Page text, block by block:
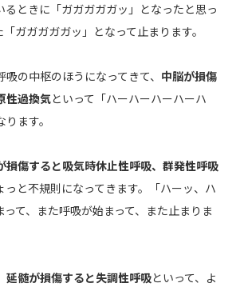
るときに「ガガガガガッ」となったと思っ
ガガガガガッ」となって止まります。
の中枢のほうになってきて、 中脳が損傷
性過換気といって「ハーハーハーハーハ
ます。
損傷すると吸気時休止性呼吸、群発性呼吸
っと不規則になってきます。「ハーッ、ハ
て、また呼吸が始まって、また止まりま
延髄が損傷すると失調性呼吸といって、よ